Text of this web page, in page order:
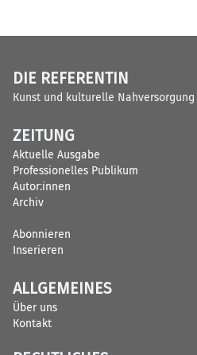
DIE REFERENTIN
Kunst und kulturelle Nahversorgung
ZEITUNG
Aktuelle Ausgabe
Professionelles Publikum
Autor:innen
Archiv
Abonnieren
Inserieren
ALLGEMEINES
Über uns
Kontakt